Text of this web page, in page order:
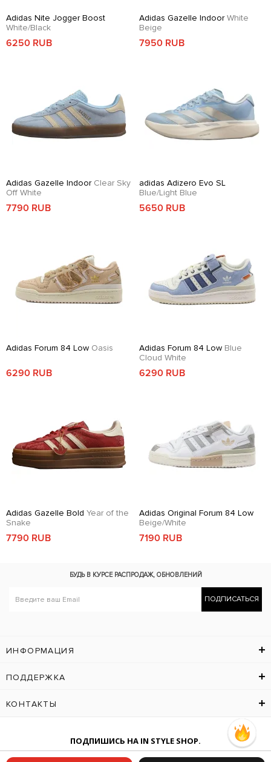
Adidas Nite Jogger Boost
White/Black
6250 RUB
Adidas Gazelle IndoorWhite
Beige
7950 RUB
Adidas Gazelle Indoor Clear Sky
Off White
7790 RUB
adidas Adizero Evo SL
Blue/Light Blue
5650 RUB
Adidas Forum 84 Low Oasis
6290 RUB
Adidas Forum 84 Low Blue
Cloud White
6290 RUB
Adidas Gazelle Bold Year of the
Snake
7790 RUB
Adidas Original Forum 84 Low
Beige/White
7190 RUB
БУДЬ В КУРСЕ РАСПРОДАЖ, ОБНОВЛЕНИЙ
ПОДПИСАТЬСЯ
ИНФОРМАЦИЯ
ПОДДЕРЖКА
КОНТАКТЫ
ПОДПИШИСЬ НА IN STYLE SHOP.